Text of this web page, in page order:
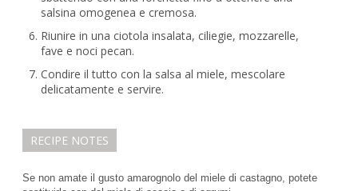
salsina omogenea e cremosa.
Riunire in una ciotola insalata, ciliegie, mozzarelle,
fave e noci pecan.
Condire il tutto con la salsa al miele, mescolare
delicatamente e servire.
RECIPE NOTES
Se non amate il gusto amarognolo del miele di castagno, potete